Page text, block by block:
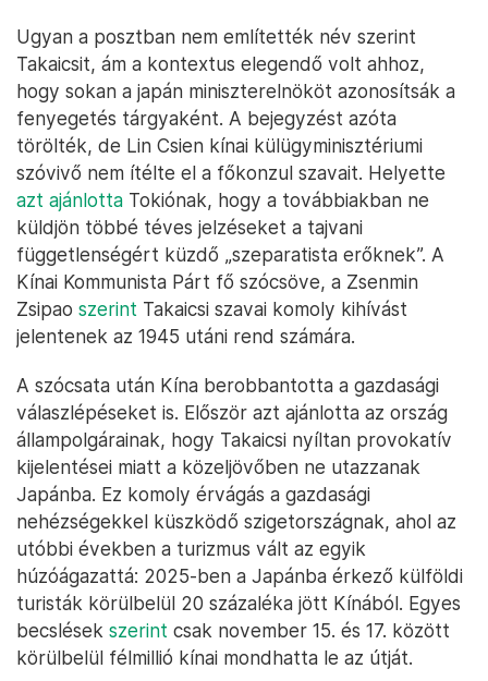
Ugyan a posztban nem említették név szerint
Takaicsit, ám a kontextus elegendő volt ahhoz,
hogy sokan a japán miniszterelnököt azonosítsák a
fenyegetés tárgyaként. A bejegyzést azóta
törölték, de Lin Csien kínai külügyminisztériumi
szóvivő nem ítélte el a főkonzul szavait. Helyette
azt ajánlotta Tokiónak, hogy a továbbiakban ne
küldjön többé téves jelzéseket a tajvani
függetlenségért küzdő „szeparatista erőknek”. A
Kínai Kommunista Párt fő szócsöve, a Zsenmin
Zsipao szerint Takaicsi szavai komoly kihívást
jelentenek az 1945 utáni rend számára.
A szócsata után Kína berobbantotta a gazdasági
válaszlépéseket is. Először azt ajánlotta az ország
állampolgárainak, hogy Takaicsi nyíltan provokatív
kijelentései miatt a közeljövőben ne utazzanak
Japánba. Ez komoly érvágás a gazdasági
nehézségekkel küszködő szigetországnak, ahol az
utóbbi években a turizmus vált az egyik
húzóágazattá: 2025-ben a Japánba érkező külföldi
turisták körülbelül 20 százaléka jött Kínából. Egyes
becslések szerint csak november 15. és 17. között
körülbelül félmillió kínai mondhatta le az útját.